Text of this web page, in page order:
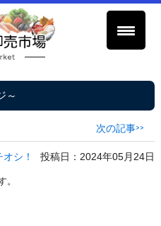
～
次の記事>>
シ！ 投稿日：2024年05月24日